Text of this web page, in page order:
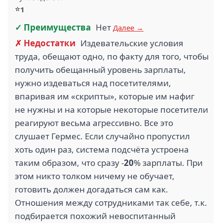
⭐1
✓ Преимущества Нет Далее →
✗ Недостатки Издевательские условия
труда, обещают одно, по факту для того, чтобы
получить обещанный уровень зарплаты,
нужно издеваться над посетителями,
впаривая им «скрипты», которые им нафиг
не нужны и на которые некоторые посетители
реагируют весьма агрессивно. Все это
слушает Гермес. Если случайно пропустил
хоть один раз, система подсчёта устроена
таким образом, что сразу -20% зарплаты. При
этом никто толком ничему не обучает,
готовить должен догадаться сам как.
Отношения между сотрудниками так себе, т.к.
подбирается похожий невоспитанный